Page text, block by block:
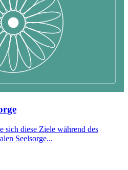
sich diese Ziele während des
Seelsorge...